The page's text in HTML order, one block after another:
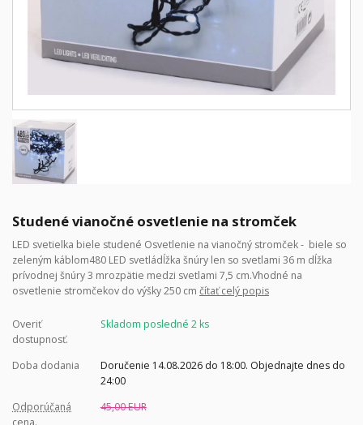
Studené vianočné osvetlenie na stromček
LED svetielka biele studené Osvetlenie na vianočný stromček - biele so
zeleným káblom480 LED svetládĺžka šnúry len so svetlami 36 m dĺžka
prívodnej šnúry 3 mrozpätie medzi svetlami 7,5 cm.Vhodné na
osvetlenie stromčekov do výšky 250 cm čítať celý popis
Overiť
dostupnosť.
Skladom posledné 2 ks
Doba dodania
Doručenie 14.08.2026 do 18:00. Objednajte dnes do
24:00
Odporúčaná
cena.
45,00 EUR